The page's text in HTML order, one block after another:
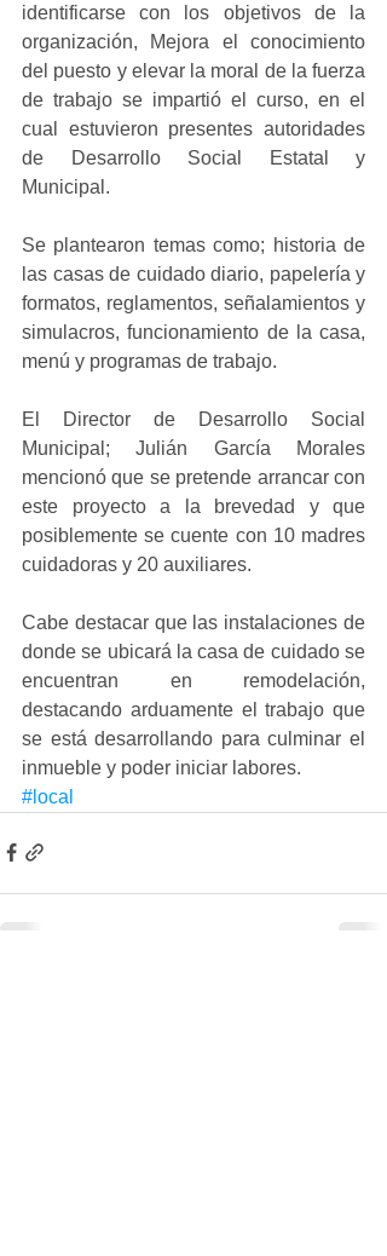
identificarse con los objetivos de la
organización, Mejora el conocimiento
del puesto y elevar la moral de la fuerza
de trabajo se impartió el curso, en el
cual estuvieron presentes autoridades
de Desarrollo Social Estatal y
Municipal.
Se plantearon temas como; historia de
las casas de cuidado diario, papelería y
formatos, reglamentos, señalamientos y
simulacros, funcionamiento de la casa,
menú y programas de trabajo.
El Director de Desarrollo Social
Municipal; Julián García Morales
mencionó que se pretende arrancar con
este proyecto a la brevedad y que
posiblemente se cuente con 10 madres
cuidadoras y 20 auxiliares.
Cabe destacar que las instalaciones de
donde se ubicará la casa de cuidado se
encuentran en remodelación,
destacando arduamente el trabajo que
se está desarrollando para culminar el
inmueble y poder iniciar labores.
#local